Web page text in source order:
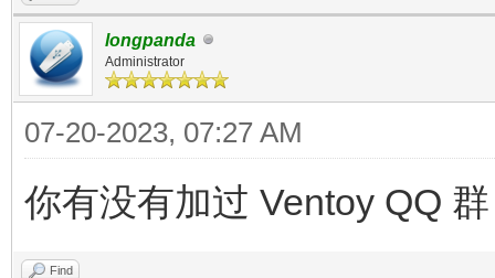
longpanda
Administrator
07-20-2023, 07:27 AM
你有没有加过 Ventoy QQ
Find